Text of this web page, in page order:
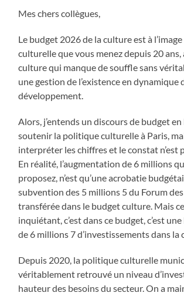
Mes chers collègues,
Le budget 2026 de la culture est à
culturelle que vous menez depuis 20 ans,
culture qui manque de souffle sans
une gestion de l’existence en dynamique
développement.
Alors, j’entends un discours de budget
soutenir la politique culturelle à Paris,
interpréter les chiffres et le constat n’est
En réalité, l’augmentation de 6 millions
proposez, n’est qu’une acrobatie
subvention des 5 millions 5 du Forum
transférée dans le budget culture. Mais
inquiétant, c’est dans ce budget, c’est
de 6 millions 7 d’investissements dans la
Depuis 2020, la politique culturelle
véritablement retrouvé un niveau
hauteur des besoins du secteur. On a